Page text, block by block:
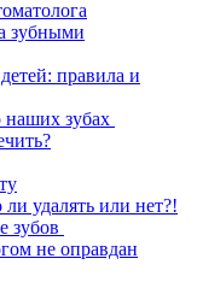
зубными
правила и
зубах
удалять или нет?!
зубов
не оправдан